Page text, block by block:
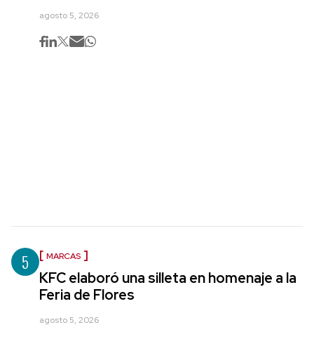
agosto 5, 2026
5 MARCAS
KFC elaboró una silleta en homenaje a la
Feria de Flores
agosto 5, 2026